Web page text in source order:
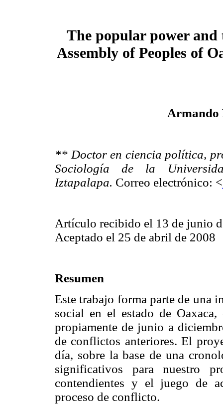
The popular power and
Assembly of Peoples of
Armando
** Doctor en ciencia política,
Sociología de la
Iztapalapa. Correo electrónico: <
Artículo recibido el 13 de junio
Aceptado el 25 de abril de 2008
Resumen
Este trabajo forma parte de una
social en el estado de
propiamente de junio a
de conflictos anteriores. El
día, sobre la base de una
significativos para nuestro
contendientes y el juego de
proceso de conflicto.